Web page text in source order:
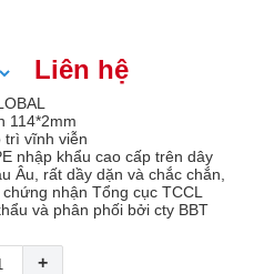
Liên hệ
114*2mm
trì vĩnh viễn
nhập khẩu cao cấp trên dây
Âu, rất dầy dặn và chắc chắn,
nhận Tổng cục TCCL
và phân phối bởi cty BBT
+